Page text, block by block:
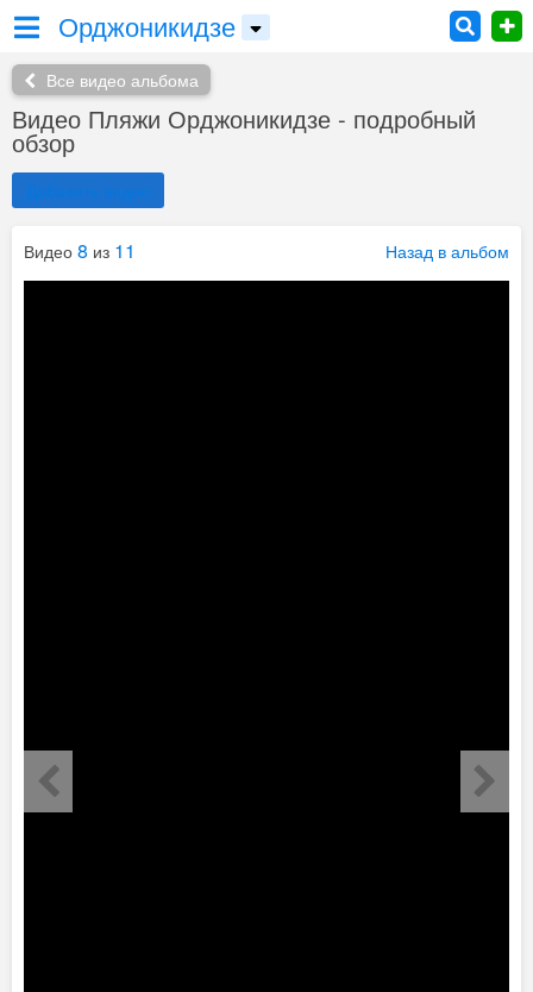
Орджоникидзе
Все видео альбома
Видео Пляжи Орджоникидзе - подробный
обзор
Добавить видео
Видео 8 из 11 Назад в альбом